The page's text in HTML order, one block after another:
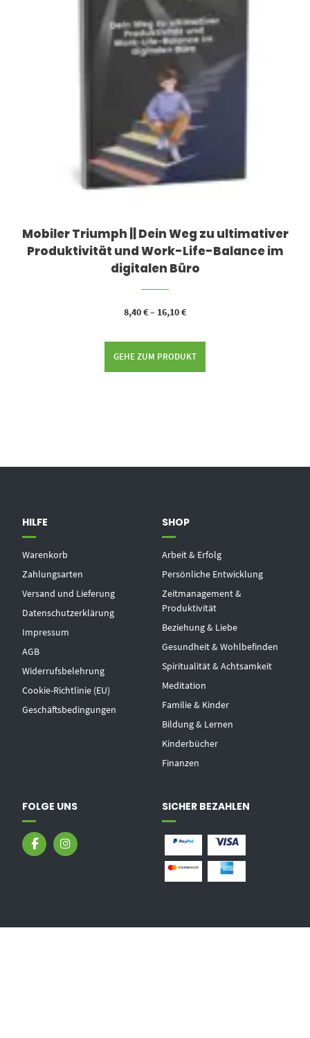
Mobiler Triumph || Dein Weg zu ultimativer
Produktivität und Work-Life-Balance im
digitalen Büro
8,40€– 16,10€
GEHE ZUM PRODUKT
HILFE
Warenkorb
Zahlungsarten
Versand und Lieferung
Datenschutzerklärung
Impressum
AGB
Widerrufsbelehrung
Cookie-Richtlinie (EU)
Geschäftsbedingungen
SHOP
Arbeit & Erfolg
Persönliche Entwicklung
Zeitmanagement &
Produktivität
Beziehung & Liebe
Gesundheit & Wohlbefinden
Spiritualität & Achtsamkeit
Meditation
Familie & Kinder
Bildung & Lernen
Kinderbücher
Finanzen
FOLGE UNS SICHER BEZAHLEN